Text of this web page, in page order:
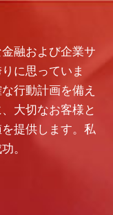
融および企業サ
に思っていま
行動計画を備え
大切なお客様と
提供します。私
。